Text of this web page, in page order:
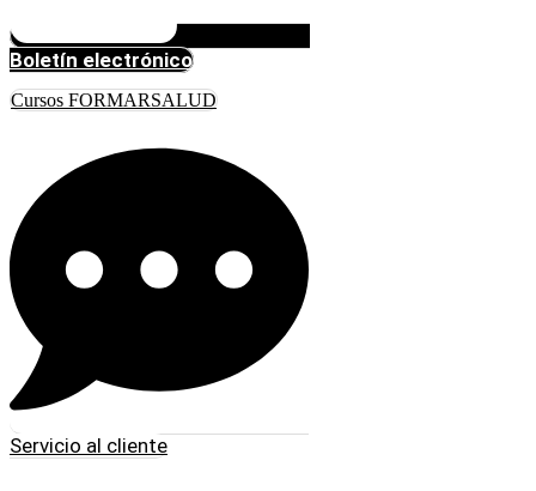
Boletín electrónico
Cursos FORMARSALUD
Servicio al cliente